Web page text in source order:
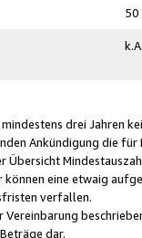
50
drei Jahren
Ankündigung die
Übersicht
eine etwaig
verfallen.
Vereinbarung
dar.